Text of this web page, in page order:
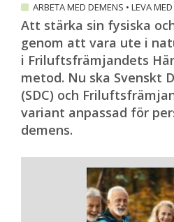
ARBETA MED DEMENS • LEVA
Att stärka sin fysiska
genom att vara ute i
i Friluftsfrämjandets
metod. Nu ska Svenskt
(SDC) och
variant anpassad för
demens.